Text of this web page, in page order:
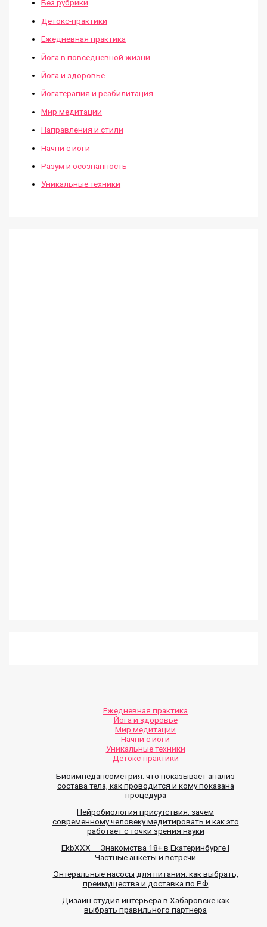
Без рубрики
Детокс-практики
Ежедневная практика
Йога в повседневной жизни
Йога и здоровье
Йогатерапия и реабилитация
Мир медитации
Направления и стили
Начни с йоги
Разум и осознанность
Уникальные техники
Ежедневная практика
Йога и здоровье
Мир медитации
Начни с йоги
Уникальные техники
Детокс-практики
Биоимпедансометрия: что показывает анализ
состава тела, как проводится и кому показана
процедура
Нейробиология присутствия: зачем
современному человеку медитировать и как это
работает с точки зрения науки
EkbXXX — Знакомства 18+ в Екатеринбурге |
Частные анкеты и встречи
Энтеральные насосы для питания: как выбрать,
преимущества и доставка по РФ
Дизайн студия интерьера в Хабаровске как
выбрать правильного партнера